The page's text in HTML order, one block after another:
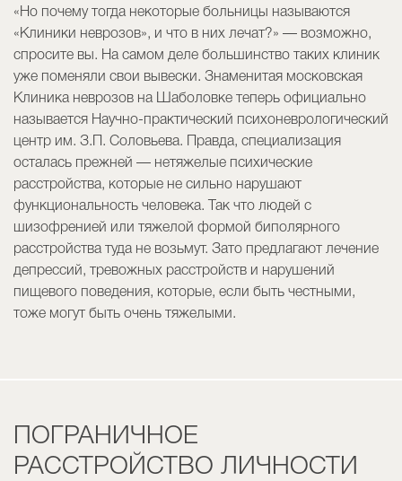
«Но почему тогда некоторые больницы называются
«Клиники неврозов», и что в них лечат?» — возможно,
спросите вы. На самом деле большинство таких клиник
уже поменяли свои вывески. Знаменитая московская
Клиника неврозов на Шаболовке теперь официально
называется Научно-практический психоневрологический
центр им. З.П. Соловьева. Правда, специализация
осталась прежней — нетяжелые психические
расстройства, которые не сильно нарушают
функциональность человека. Так что людей с
шизофренией или тяжелой формой биполярного
расстройства туда не возьмут. Зато предлагают лечение
депрессий, тревожных расстройств и нарушений
пищевого поведения, которые, если быть честными,
тоже могут быть очень тяжелыми.
ПОГРАНИЧНОЕ
РАССТРОЙСТВО ЛИЧНОСТИ